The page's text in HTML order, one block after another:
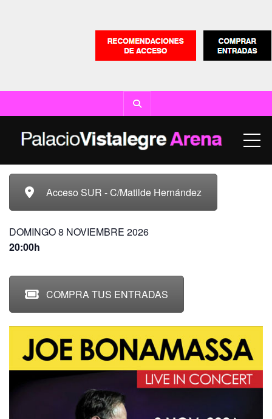
Acceso SUR - C/Matilde Hernández
DOMINGO 8 NOVIEMBRE 2026
20:00h
COMPRA TUS ENTRADAS